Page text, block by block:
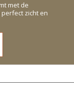
met de
zicht en